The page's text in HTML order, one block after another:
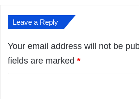
Leave a Reply
Your email address will not be
fields are marked *